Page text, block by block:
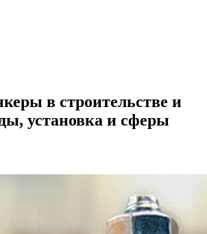
в строительстве и
установка и сферы